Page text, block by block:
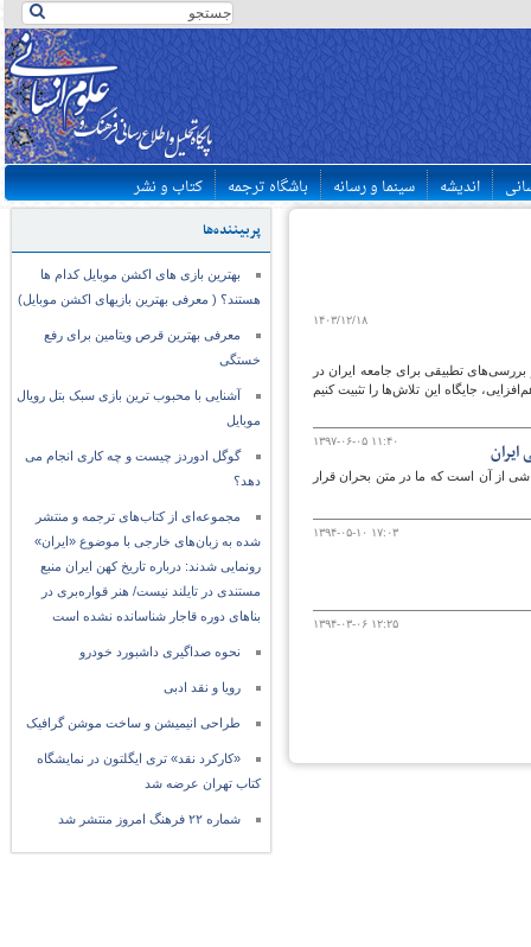
اندیشه سینما و رسانه باشگاه ترجمه کتاب و نشر
پربیننده‌ها
بهترین بازی های اکشن موبایل کدام ها
هستند؟ ( معرفی بهترین بازیهای اکشن موبایل)
معرفی بهترین قرص ویتامین برای رفع
خستگی
آشنایی با محبوب ترین بازی سبک بتل رویال
موبایل
گوگل ادوردز چیست و چه کاری انجام می
دهد؟
مجموعه‌ای از کتاب‌های ترجمه و منتشر
شده به زبان‌های خارجی با موضوع «ایران»
رونمایی شدند: درباره تاریخ کهن ایران منبع
مستندی در تایلند نیست/ هنر قواره‌بری در
بناهای دوره قاجار شناسانده نشده است
نحوه صداگیری داشبورد خودرو
رویا و نقد ادبی
طراحی انیمیشن و ساخت موشن گرافیک
«کارکرد نقد» تری ایگلتون در نمایشگاه
کتاب تهران عرضه شد
شماره ۲۲ فرهنگ امروز منتشر شد
۱۴۰۳/۱۲/۱۸
تطبیقی برای جامعه ایران در
جایگاه این تلاش‌ها را تثبیت کنیم
۱۳۹۷-۰۶-۰۵ ۱۱:۴۰
از آن است که ما در متن بحران قرار
۱۳۹۴-۰۵-۱۰ ۱۷:۰۳
۱۳۹۴-۰۳-۰۶ ۱۲:۲۵